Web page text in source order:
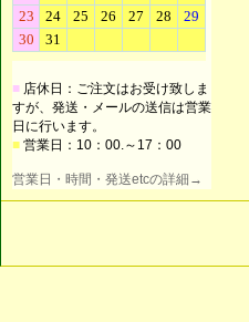
■ 店休日：ご注文はお受け致しま
すが、発送・メールの送信は営業
日に行います。
■ 営業日：10：00.～17：00
営業日・時間・発送etcの詳細→